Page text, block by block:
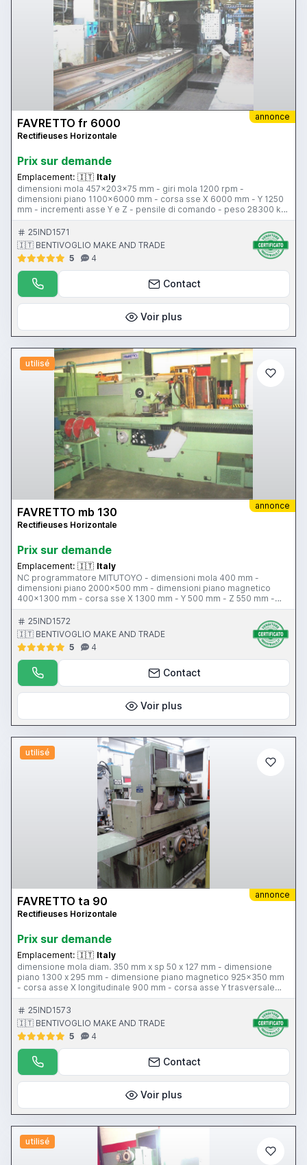
annonce
FAVRETTO fr 6000
Rectifieuses Horizontale
Prix ​​sur demande
Emplacement: 🇮🇹 Italy
dimensioni mola 457x203x75 mm - giri mola 1200 rpm -
dimensioni piano 1100x6000 mm - corsa sse X 6000 mm - Y 1250
mm - incrementi asse Y e Z - pensile di comando - peso 28300 kg
- passaggio fra i montanti 1270 mm - massima altezza rettificabile
900 mm
25IND1571
🇮🇹 BENTIVOGLIO MAKE AND TRADE
5
4
Contact
Voir plus
utilisé
annonce
FAVRETTO mb 130
Rectifieuses Horizontale
Prix ​​sur demande
Emplacement: 🇮🇹 Italy
NC programmatore MITUTOYO - dimensioni mola 400 mm -
dimensioni piano 2000x500 mm - dimensioni piano magnetico
400x1300 mm - corsa sse X 1300 mm - Y 500 mm - Z 550 mm -
sistema di diamatatura - comandi idraulici - pensile di comando -
depuratore a tessuto - protezione antinfortunistica - potenza
motore 21,5 kw - bilanciatore
25IND1572
🇮🇹 BENTIVOGLIO MAKE AND TRADE
5
4
Contact
Voir plus
utilisé
annonce
FAVRETTO ta 90
Rectifieuses Horizontale
Prix ​​sur demande
Emplacement: 🇮🇹 Italy
dimensione mola diam. 350 mm x sp 50 x 127 mm - dimensione
piano 1300 x 295 mm - dimensione piano magnetico 925x350 mm
- corsa asse X longitudinale 900 mm - corsa asse Y trasversale
350 mm - corsa asse Z verticale 350 mm - incrementi asse Y
incrementi asse Z - sistema di diamantatura - comandi idraulici -
peso 3450 kg
25IND1573
🇮🇹 BENTIVOGLIO MAKE AND TRADE
5
4
Contact
Voir plus
utilisé